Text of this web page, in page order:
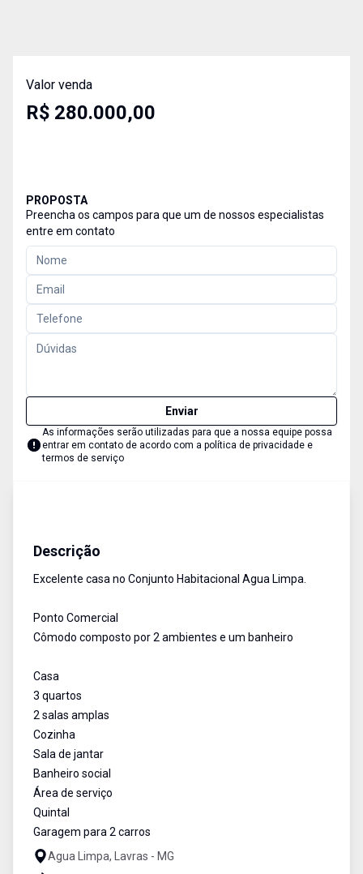
Valor venda
R$ 280.000,00
PROPOSTA
Preencha os campos para que um de nossos especialistas
entre em contato
Enviar
As informações serão utilizadas para que a nossa equipe possa
entrar em contato de acordo com a política de privacidade e
termos de serviço
Descrição
Excelente casa no Conjunto Habitacional Agua Limpa.
Ponto Comercial
Cômodo composto por 2 ambientes e um banheiro
Casa
3 quartos
2 salas amplas
Cozinha
Sala de jantar
Banheiro social
Área de serviço
Quintal
Garagem para 2 carros
Agua Limpa, Lavras - MG